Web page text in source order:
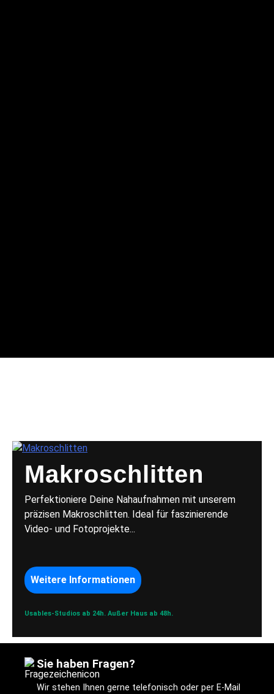
Makroschlitten
Perfektioniere Deine Nahaufnahmen mit unserem
präzisen Makroschlitten. Ideal für faszinierende
Video- und Fotoprojekte...
Weitere Informationen
Usables-Studios ab 24h. Außer Haus ab 48h.
Sie haben Fragen?
Wir stehen Ihnen gerne telefonisch oder per E-Mail